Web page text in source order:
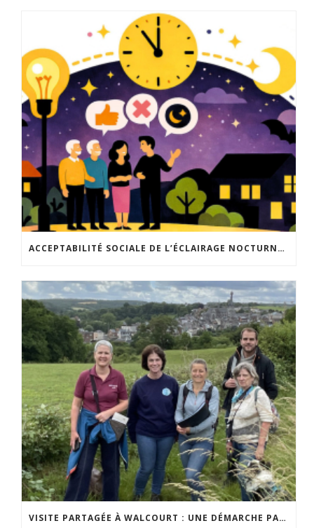
ACCEPTABILITÉ SOCIALE DE L’ÉCLAIRAGE NOCTURNE : LE REPLAY EST DISPONIBLE
VISITE PARTAGÉE À WALCOURT : UNE DÉMARCHE PARTICIPATIVE ANIMÉE PAR ESPACE ENVIRONNEMENT